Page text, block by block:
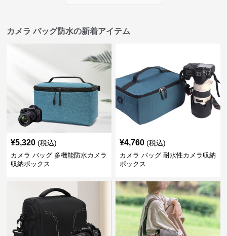
カメラ バッグ防水の新着アイテム
¥5,320 (税込)
カメラ バッグ 多機能防水カメラ
収納ボックス
¥4,760 (税込)
カメラ バッグ 耐水性カメラ収納
ボックス